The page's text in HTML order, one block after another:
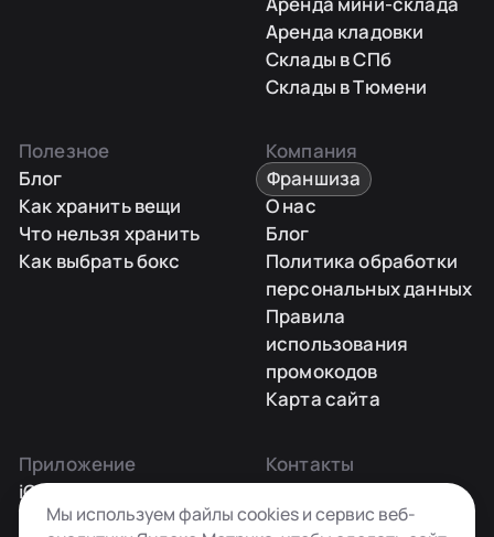
Аренда кладовки
Склады в СПб
Склады в Тюмени
Полезное
Блог
Как хранить вещи
Что нельзя хранить
Как выбрать бокс
Компания
Франшиза
О нас
Блог
Политика обработки
персональных данных
Правила
использования
промокодов
Карта сайта
Приложение
iOS
Android
Контакты
Заказать звонок
+7 495 181-55-45
Мы используем файлы cookies и сервис веб-